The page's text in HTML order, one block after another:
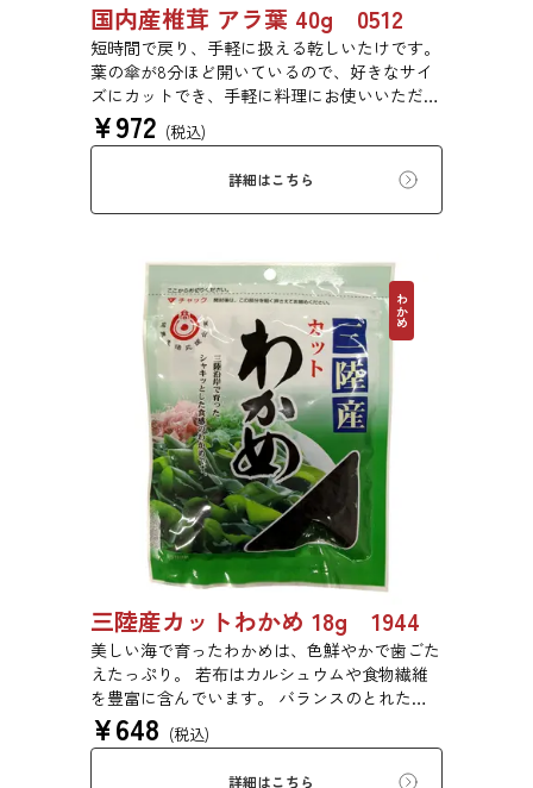
国内産椎茸 アラ葉 40g 0512
短時間で戻り、手軽に扱える乾しいたけです。
葉の傘が8分ほど開いているので、好きなサイ
ズにカットでき、手軽に料理にお使いいただけ
ます。どんこに比べ葉が開いている分、表面積
が広いため、香りが強くだしが出やすいので非
常に扱いやすくなっています。本品は5～7cm選
¥972 (税込)
詳細はこちら
わかめ
三陸産カットわかめ 18g 1944
美しい海で育ったわかめは、色鮮やかで歯ごた
えたっぷり。 若布はカルシュウムや食物繊維
を豊富に含んでいます。 バランスのとれた食
生活のために是非お召し上がりください。
¥648 (税込)
詳細はこちら